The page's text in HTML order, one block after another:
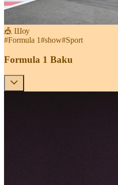
🎪 Шоу
#Formula 1#show#Sport
Formula 1 Baku